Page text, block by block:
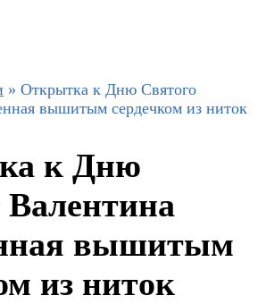
» Открытка к Дню Святого
вышитым сердечком из ниток
к Дню
Валентина
вышитым
из ниток